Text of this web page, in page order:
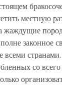
местную
жаждущие
законное
всеми
со